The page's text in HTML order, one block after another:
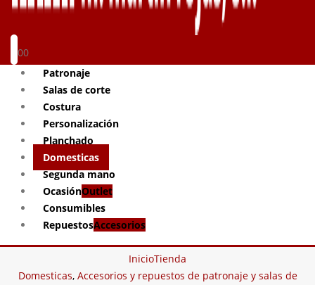
00
Patronaje
Salas de corte
Costura
Personalización
Planchado
Domesticas
Segunda mano
OcasiónOutlet
Consumibles
RepuestosAccesorios
InicioTienda
Domesticas, Accesorios y repuestos de patronaje y salas de